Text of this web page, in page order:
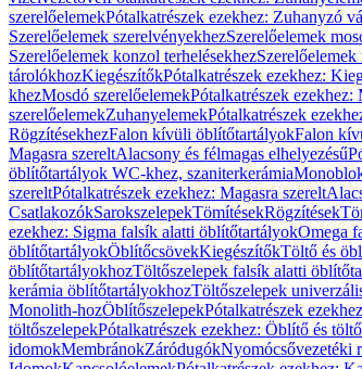
szerelőelemekPótalkatrészek ezekhez: Zuhanyzó
Szerelőelemek szerelvényekhezSzerelőelemek
Szerelőelemek konzol terhelésekhezSzerelőelemek
tárolókhozKiegészítőkPótalkatrészek ezekhez:
khezMosdó szerelőelemekPótalkatrészek ezekhez:
szerelőelemekZuhanyelemekPótalkatrészek
RögzítésekhezFalon kívüli öblítőtartályokFalon
Magasra szereltAlacsony és félmagas elhelyezésű
öblítőtartályok WC-khez, szaniterkerámia
szereltPótalkatrészek ezekhez: Magasra szerelt
CsatlakozókSarokszelepekTömítésekRögzítések
ezekhez: Sigma falsík alatti öblítőtartályokOmega
öblítőtartályokÖblítőcsövekKiegészítőkTöltő és
öblítőtartályokhozTöltőszelepek falsík alatti
kerámia öblítőtartályokhozTöltőszelepek
Monolith-hozÖblítőszelepekPótalkatrészek
töltőszelepekPótalkatrészek ezekhez: Öblítő és
idomokMembránokZáródugókNyomócsővezetéki